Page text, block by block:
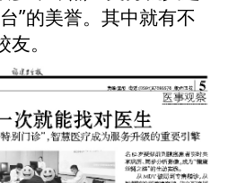
”的美誉。其中就有不
。